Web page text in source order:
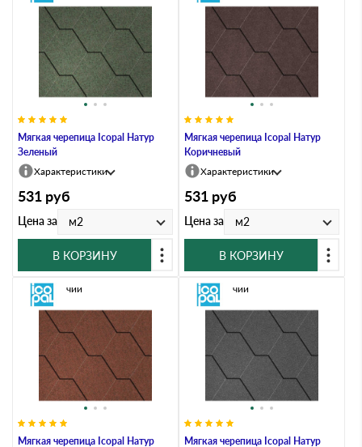
Мягкая черепица Icopal Натур
Зеленый
Характеристики
531 руб
Цена за м2
В КОРЗИНУ
Мягкая черепица Icopal Натур
Коричневый
Характеристики
531 руб
Цена за м2
В КОРЗИНУ
Мягкая черепица Icopal Натур
В наличии
Мягкая черепица Icopal Натур
В наличии